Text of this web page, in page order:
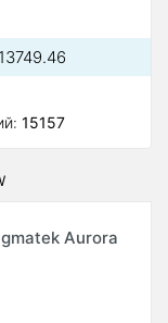
15157
Aurora